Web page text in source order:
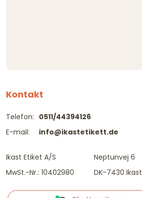
Kontakt
Telefon:
E-mail:
0511/44394126
info@ikastetikett.de
Ikast Etiket A/S
MwSt.-Nr.: 10402980
Neptunvej 6
DK-7430 Ikast